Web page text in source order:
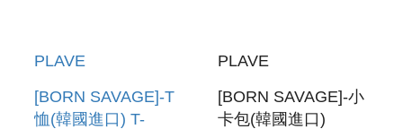
PLAVE
[BORN SAVAGE]-T
恤(韓國進口) T-
PLAVE
[BORN SAVAGE]-小
卡包(韓國進口)